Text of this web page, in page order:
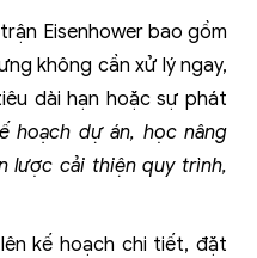
Eisenhower bao gồm
không cần xử lý ngay,
dài hạn hoặc sự phát
hoạch dự án, học nâng
lược cải thiện quy trình,
kế hoạch chi tiết, đặt